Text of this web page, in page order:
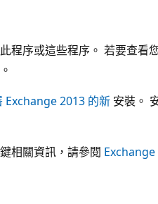
程序或這些程序。 若要查看
Exchange 2013 的新 安裝。
相關資訊，請參閱